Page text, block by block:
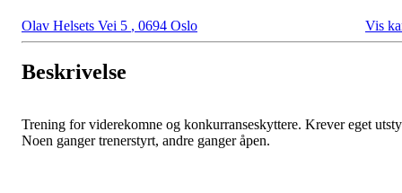
Olav Helsets Vei 5 , 0694 Oslo Vis
Beskrivelse
Trening for viderekomne og konkurranseskyttere. Krever eget
Noen ganger trenerstyrt, andre ganger åpen.